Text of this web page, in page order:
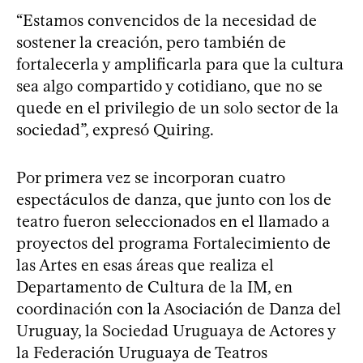
“Estamos convencidos de la necesidad de
sostener la creación, pero también de
fortalecerla y amplificarla para que la cultura
sea algo compartido y cotidiano, que no se
quede en el privilegio de un solo sector de la
sociedad”, expresó Quiring.
Por primera vez se incorporan cuatro
espectáculos de danza, que junto con los de
teatro fueron seleccionados en el llamado a
proyectos del programa Fortalecimiento de
las Artes en esas áreas que realiza el
Departamento de Cultura de la IM, en
coordinación con la Asociación de Danza del
Uruguay, la Sociedad Uruguaya de Actores y
la Federación Uruguaya de Teatros